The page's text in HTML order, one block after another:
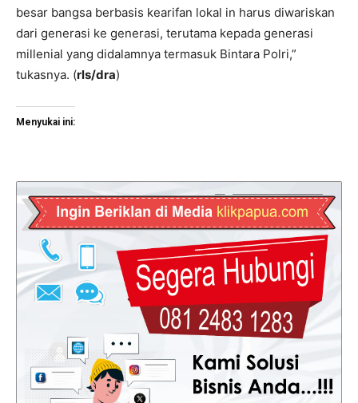
besar bangsa berbasis kearifan lokal in harus diwariskan
dari generasi ke generasi, terutama kepada generasi
millenial yang didalamnya termasuk Bintara Polri,”
tukasnya. (rls/dra)
Menyukai ini: